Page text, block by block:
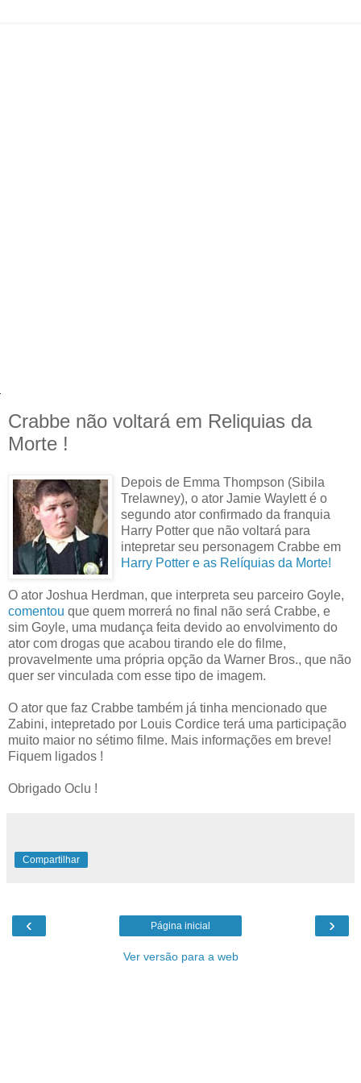
Crabbe não voltará em Reliquias da
Morte !
Depois de Emma Thompson (Sibila
Trelawney), o ator Jamie Waylett é o
segundo ator confirmado da franquia
Harry Potter que não voltará para
intepretar seu personagem Crabbe em
Harry Potter e as Relíquias da Morte!
O ator Joshua Herdman, que interpreta seu parceiro Goyle,
comentou que quem morrerá no final não será Crabbe, e
sim Goyle, uma mudança feita devido ao envolvimento do
ator com drogas que acabou tirando ele do filme,
provavelmente uma própria opção da Warner Bros., que não
quer ser vinculada com esse tipo de imagem.
O ator que faz Crabbe também já tinha mencionado que
Zabini, intepretado por Louis Cordice terá uma participação
muito maior no sétimo filme. Mais informações em breve!
Fiquem ligados !
Obrigado Oclu !
Compartilhar
‹ ›
Página inicial
Ver versão para a web